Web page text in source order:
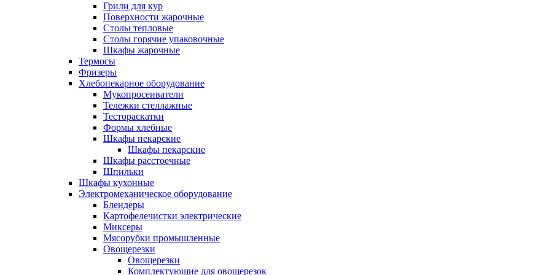
Грили для кур
Поверхности жарочные
Столы тепловые
Столы горячие упаковочные
Шкафы жарочные
Термосы
Фризеры
Хлебопекарное оборудование
Мукопросеиватели
Тележки стеллажные
Тестораскатки
Формы хлебные
Шкафы пекарские
Шкафы пекарские
Шкафы расстоечные
Шпильки
Шкафы кухонные
Электромеханическое оборудование
Блендеры
Картофелечистки электрические
Миксеры
Мясорубки промышленные
Овощерезки
Овощерезки
Комплектующие для овощерезок